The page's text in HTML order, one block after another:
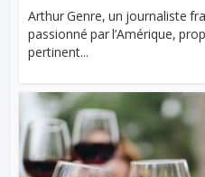
Arthur Genre, un journaliste
passionné par l’Amérique,
pertinent...